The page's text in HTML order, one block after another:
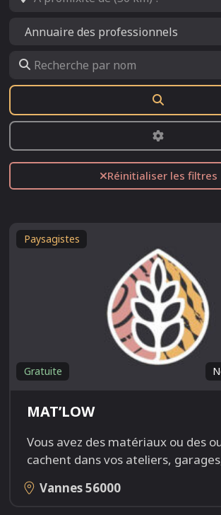
Select search type
Recherche par nom
Advanced
Réinitialiser les filtres
Paysagistes
Gratuite
MAT’LOW
Vous avez des matériaux ou des
cachent dans vos ateliers,
Vannes56000